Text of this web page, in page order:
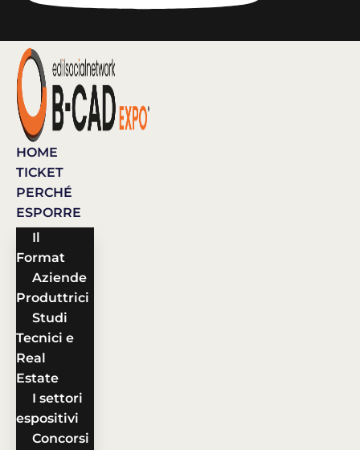
HOME
TICKET
PERCHÉ
ESPORRE
Il
Format
Aziende
Produttrici
Studi
Tecnici e
Real
Estate
I settori
espositivi
Concorsi